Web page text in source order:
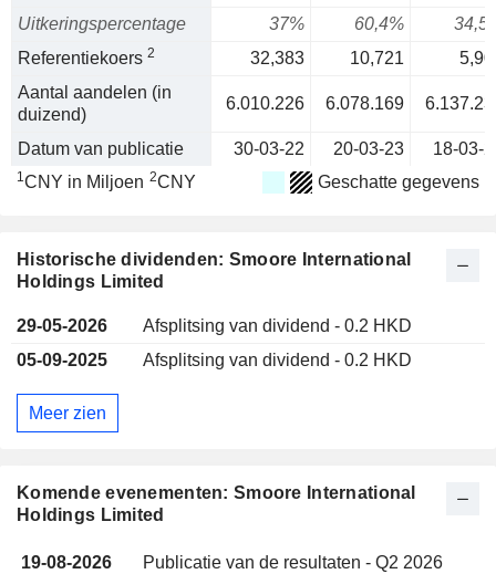
Uitkeringspercentage
37% 60,4%
Referentiekoers 2 32,383 10,721
Aantal aandelen (in
duizend)
6.010.226 6.078.169
Datum van publicatie 30-03-22 20-03-23 18-03-
1CNY in Miljoen 2CNY Geschatte gegevens
Historische dividenden: Smoore International
Holdings Limited
29-05-2026
Afsplitsing van dividend - 0.2 HKD
05-09-2025
Afsplitsing van dividend - 0.2 HKD
Meer zien
Komende evenementen: Smoore International
Holdings Limited
19-08-2026 Publicatie van de resultaten - Q2 2026